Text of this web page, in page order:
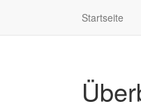
Startseite